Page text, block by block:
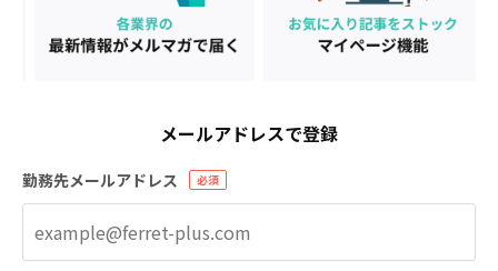
メールアドレスで登録
勤務先メールアドレス